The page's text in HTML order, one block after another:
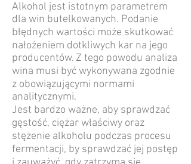
Alkohol jest istotnym parametrem
dla win butelkowanych. Podanie
błędnych wartości może skutkować
nałożeniem dotkliwych kar na jego
producentów. Z tego powodu analiza
wina musi być wykonywana zgodnie
z obowiązującymi normami
analitycznymi.
Jest bardzo ważne, aby sprawdzać
gęstość, ciężar właściwy oraz
stężenie alkoholu podczas procesu
fermentacji, by sprawdzać jej postęp